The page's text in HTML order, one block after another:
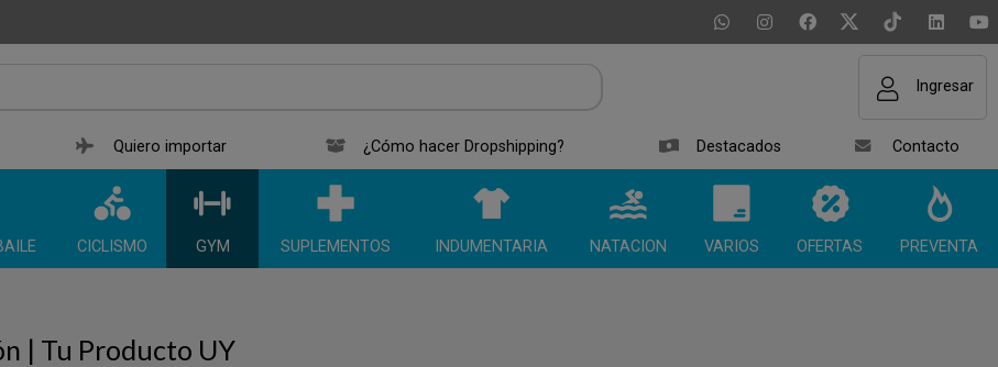
Ingresar
Quiero importar ¿Cómo hacer Dropshipping? Destacados Contacto
CICLISMO GYM SUPLEMENTOS INDUMENTARIA NATACION VARIOS OFERTAS PREVENTA
| Tu Producto UY